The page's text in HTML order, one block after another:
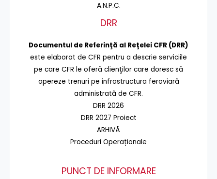
A.N.P.C.
DRR
Documentul de Referinţă al Reţelei CFR (DRR)
este elaborat de CFR pentru a descrie serviciile
pe care CFR le oferă clienţilor care doresc să
opereze trenuri pe infrastructura feroviară
administrată de CFR.
DRR 2026
DRR 2027 Proiect
ARHIVĂ
Proceduri Operaționale
PUNCT DE INFORMARE